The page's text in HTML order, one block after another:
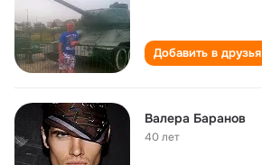
Добавить в друзья
Валера Баранов
40 лет